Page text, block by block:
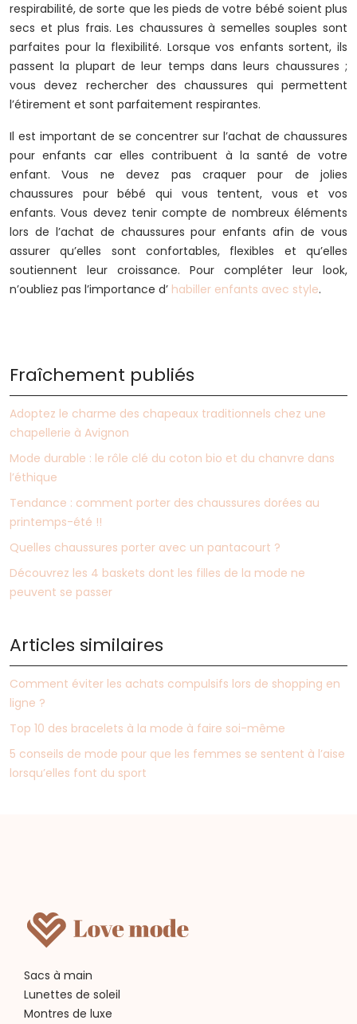
respirabilité, de sorte que les pieds de votre bébé soient plus
secs et plus frais. Les chaussures à semelles souples sont
parfaites pour la flexibilité. Lorsque vos enfants sortent, ils
passent la plupart de leur temps dans leurs chaussures ;
vous devez rechercher des chaussures qui permettent
l’étirement et sont parfaitement respirantes.
Il est important de se concentrer sur l’achat de chaussures
pour enfants car elles contribuent à la santé de votre
enfant. Vous ne devez pas craquer pour de jolies
chaussures pour bébé qui vous tentent, vous et vos
enfants. Vous devez tenir compte de nombreux éléments
lors de l’achat de chaussures pour enfants afin de vous
assurer qu’elles sont confortables, flexibles et qu’elles
soutiennent leur croissance. Pour compléter leur look,
n’oubliez pas l’importance d’ habiller enfants avec style.
Fraîchement publiés
Adoptez le charme des chapeaux traditionnels chez une
chapellerie à Avignon
Mode durable : le rôle clé du coton bio et du chanvre dans
l’éthique
Tendance : comment porter des chaussures dorées au
printemps-été !!
Quelles chaussures porter avec un pantacourt ?
Découvrez les 4 baskets dont les filles de la mode ne
peuvent se passer
Articles similaires
Comment éviter les achats compulsifs lors de shopping en
ligne ?
Top 10 des bracelets à la mode à faire soi-même
5 conseils de mode pour que les femmes se sentent à l’aise
lorsqu’elles font du sport
Sacs à main
Lunettes de soleil
Montres de luxe